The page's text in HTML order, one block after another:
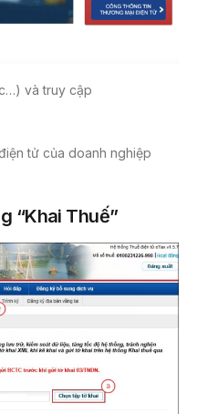
và truy cập
tử của doanh nghiệp
“Khai Thuế”